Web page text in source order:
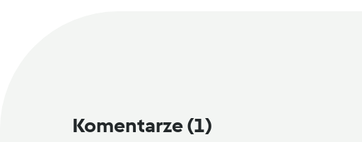
Komentarze(1)